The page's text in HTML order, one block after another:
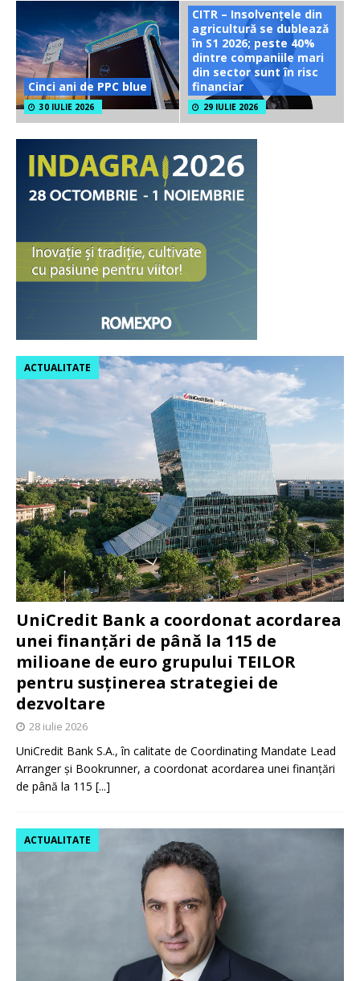
Cinci ani de PPC blue
30 IULIE 2026
CITR – Insolvențele din
agricultură se dublează
în S1 2026; peste 40%
dintre companiile mari
din sector sunt în risc
financiar
29 IULIE 2026
UniCredit Bank a coordonat acordarea
unei finanțări de până la 115 de
milioane de euro grupului TEILOR
pentru susținerea strategiei de
dezvoltare
ACTUALITATE
28 iulie 2026
UniCredit Bank S.A., în calitate de Coordinating Mandate Lead
Arranger și Bookrunner, a coordonat acordarea unei finanțări
de până la 115 [...]
ACTUALITATE